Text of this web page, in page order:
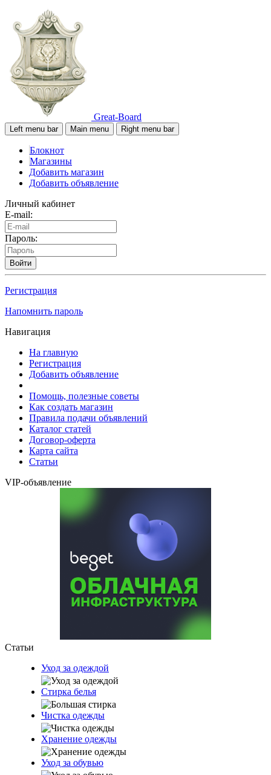
Great-Board
Left menu bar Main menu Right menu bar
Блокнот
Магазины
Добавить магазин
Добавить объявление
Личный кабинет
E-mail:
Пароль:
Войти
Регистрация
Напомнить пароль
Навигация
На главную
Регистрация
Добавить объявление
Помощь, полезные советы
Как создать магазин
Правила подачи объявлений
Каталог статей
Договор-оферта
Карта сайта
Статьи
VIP-объявление
Статьи
Уход за одеждой
Стирка белья
Чистка одежды
Хранение одежды
Уход за обувью